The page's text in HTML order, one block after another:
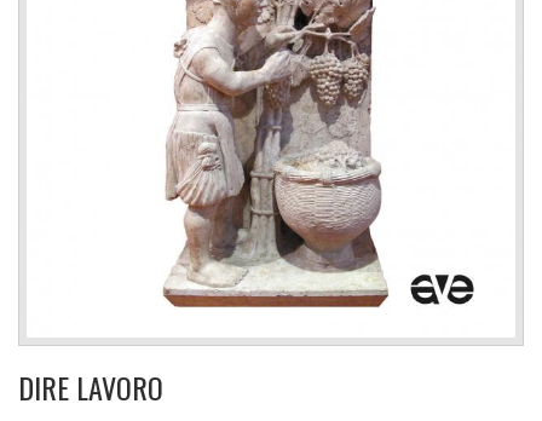
DIRE LAVORO